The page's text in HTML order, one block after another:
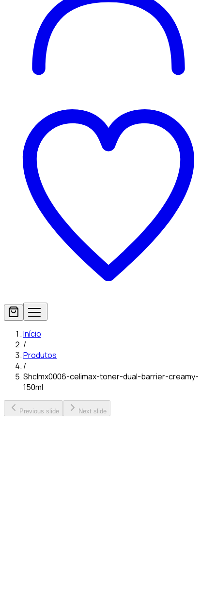
Início
/
Produtos
/
Shclmx0006-celimax-toner-dual-barrier-creamy-
150ml
Previous slide Next slide